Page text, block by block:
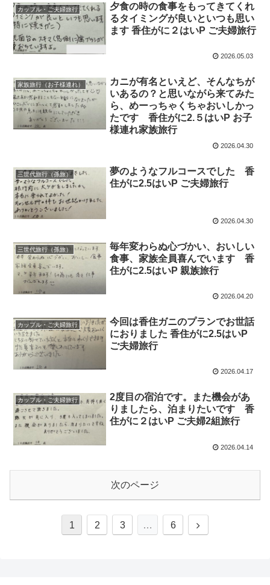
カップル・ご夫婦旅行
夕食の時の食事をもってきてくれ
るタイミングが良いといつも思い
ます 香住がに２はいP ご夫婦旅行
2026.05.03
家族旅行（お子様連れ）
カニが有名といえど、そんなちが
いあるの？と思いながら来てみた
ら、めーっちゃくちゃおいしかっ
たです 香住がに2.５はいP お子
様連れ家族旅行
2026.04.30
三世代旅行（孫旅）
夢のようなフルコースでした 香
住がに2.5はいP ご夫婦旅行
2026.04.30
三世代旅行（孫旅）
毎年変わらぬ心づかい、おいしい
食事、家族全員喜んでいます 香
住がに2.5はいP 親族旅行
2026.04.20
カップル・ご夫婦旅行
今回は香住ガニのプランでお世話
におりました 香住がに2.5はいP
ご夫婦旅行
2026.04.17
カップル・ご夫婦旅行
2度目の宿泊です。また機会があ
りましたら、泊まりたいです 香
住がに２はいP ご夫婦2組旅行
2026.04.14
次のページ
1 2 3 … 6